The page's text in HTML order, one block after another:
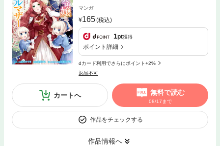
マンガ
165(税込)
1pt獲得
ポイント詳細
dカード利用でさらにポイント+2%
返品不可
カートへ 無料で読む
08/17まで
作品をチェックする
作品情報へ